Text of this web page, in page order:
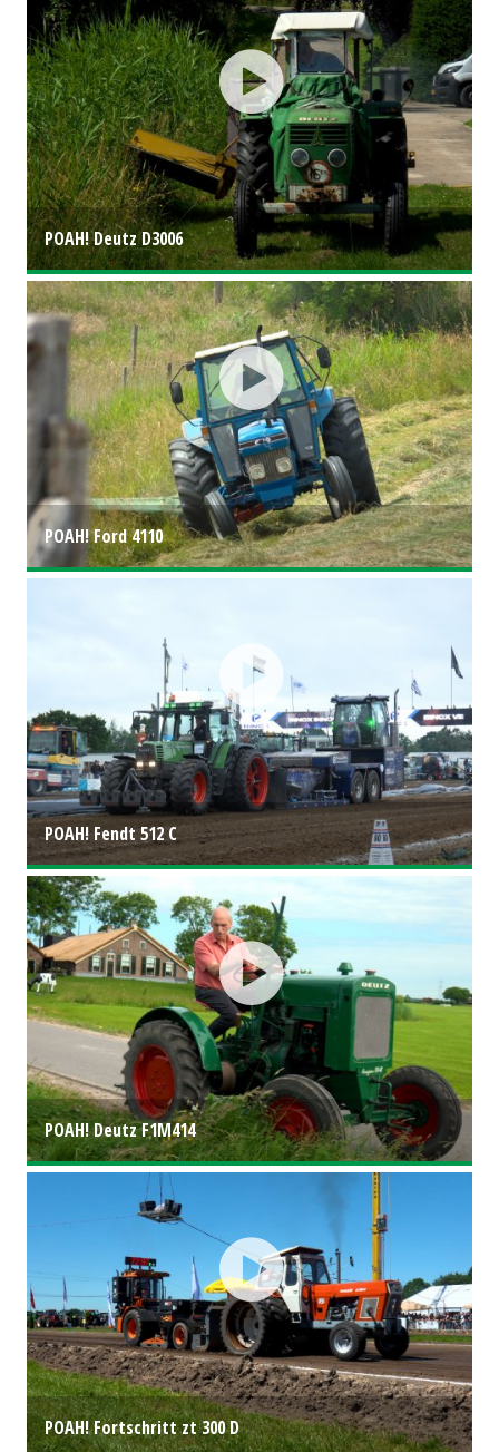
POAH! Deutz D3006
POAH! Ford 4110
POAH! Fendt 512 C
POAH! Deutz F1M414
POAH! Fortschritt zt 300 D